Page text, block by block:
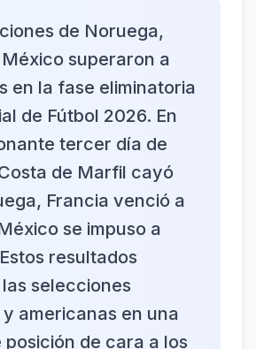
de Noruega,
superaron a
en la fase eliminatoria
de Fútbol 2026. En
tercer día de
de Marfil cayó
Francia venció a
se impuso a
resultados
selecciones
americanas en una
de cara a los